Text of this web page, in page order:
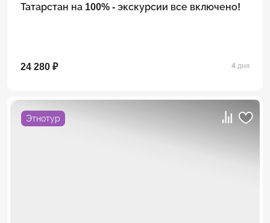
Татарстан на 100% - экскурсии все включено!
24 280 ₽ 4 дня
Этнотур